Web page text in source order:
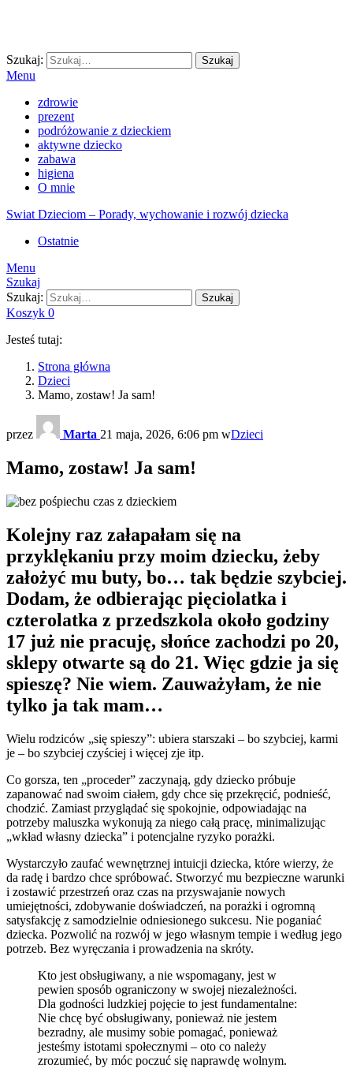
Szukaj: Szukaj
Menu
zdrowie
prezent
podróżowanie z dzieckiem
aktywne dziecko
zabawa
higiena
O mnie
Swiat Dzieciom – Porady, wychowanie i rozwój dziecka
Ostatnie
Menu
Szukaj
Szukaj:
Szukaj
Koszyk 0
Jesteś tutaj:
Strona główna
Dzieci
Mamo, zostaw! Ja sam!
przez Marta 21 maja, 2026, 6:06 pm wDzieci
Mamo, zostaw! Ja sam!
Kolejny raz załapałam się na
przyklękaniu przy moim dziecku, żeby
założyć mu buty, bo… tak będzie szybciej.
Dodam, że odbierając pięciolatka i
czterolatka z przedszkola około godziny
17 już nie pracuję, słońce zachodzi po 20,
sklepy otwarte są do 21. Więc gdzie ja się
spieszę? Nie wiem. Zauważyłam, że nie
tylko ja tak mam…
Wielu rodziców „się spieszy”: ubiera starszaki – bo szybciej, karmi
je – bo szybciej czyściej i więcej zje itp.
Co gorsza, ten „proceder” zaczynają, gdy dziecko próbuje
zapanować nad swoim ciałem, gdy chce się przekręcić, podnieść,
chodzić. Zamiast przyglądać się spokojnie, odpowiadając na
potrzeby maluszka wykonują za niego całą pracę, minimalizując
„wkład własny dziecka” i potencjalne ryzyko porażki.
Wystarczyło zaufać wewnętrznej intuicji dziecka, które wierzy, że
da radę i bardzo chce spróbować. Stworzyć mu bezpieczne warunki
i zostawić przestrzeń oraz czas na przyswajanie nowych
umiejętności, zdobywanie doświadczeń, na porażki i ogromną
satysfakcję z samodzielnie odniesionego sukcesu. Nie poganiać
dziecka. Pozwolić na rozwój w jego własnym tempie i według jego
potrzeb. Bez wyręczania i prowadzenia na skróty.
Kto jest obsługiwany, a nie wspomagany, jest w
pewien sposób ograniczony w swojej niezależności.
Dla godności ludzkiej pojęcie to jest fundamentalne:
Nie chcę być obsługiwany, ponieważ nie jestem
bezradny, ale musimy sobie pomagać, ponieważ
jesteśmy istotami społecznymi – oto co należy
zrozumieć, by móc poczuć się naprawdę wolnym.